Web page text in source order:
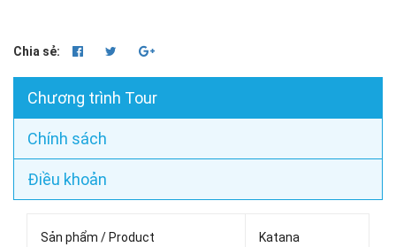
Chia sẻ:
Chương trình Tour
Chính sách
Điều khoản
Sản phẩm / Product Katana